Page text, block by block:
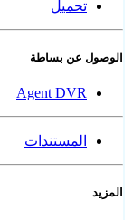
تحميل
الوصول عن بساطة
Agent DVR
المستندات
المزيد